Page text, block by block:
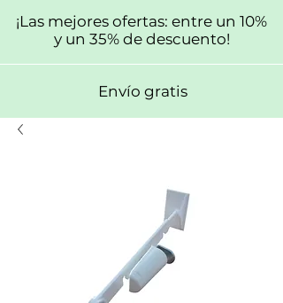
¡Las mejores ofertas: entre un 10%
y un 35% de descuento!
Envío gratis